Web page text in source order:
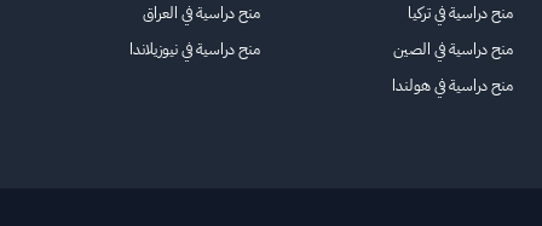
منح دراسية في تركيا
منح دراسية في الصين
منح دراسية في هولندا
منح دراسية في العراق
منح دراسية في نيوزيلاندا